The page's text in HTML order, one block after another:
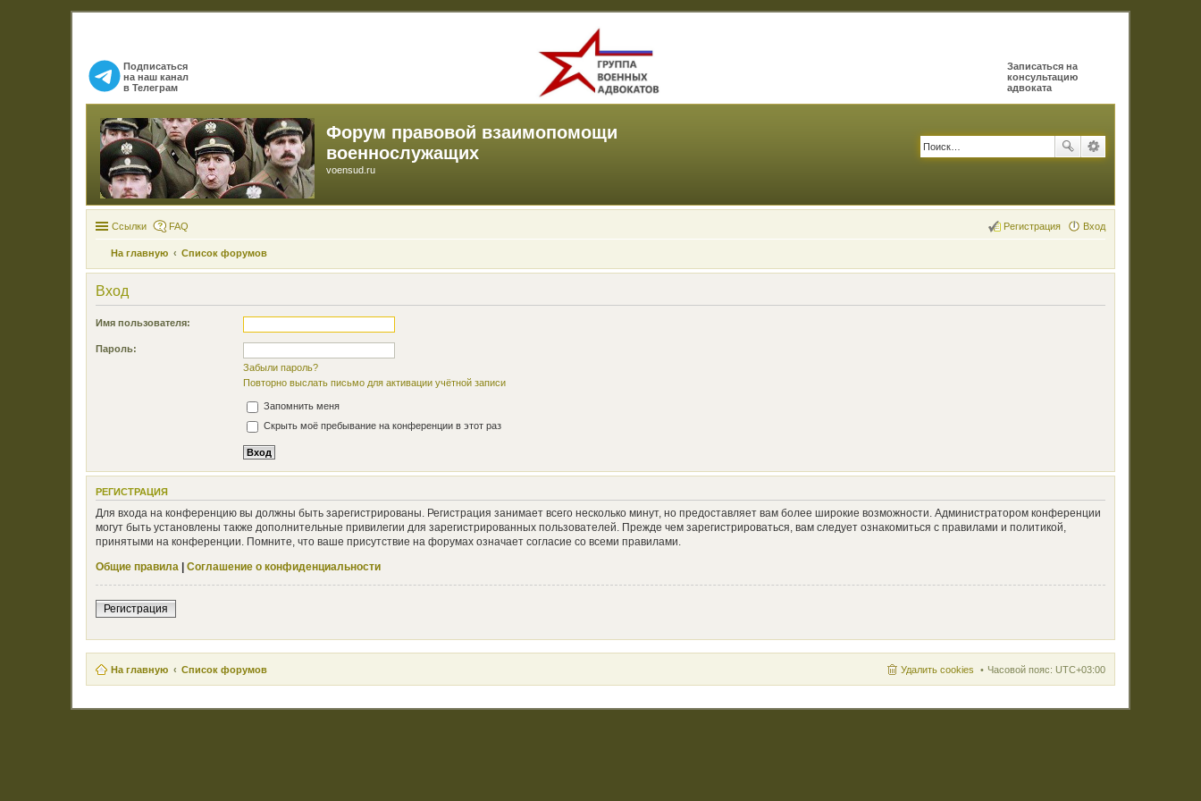
Подписаться
на наш канал
в Телеграм
Записаться на
консультацию
адвоката
Форум правовой взаимопомощи
военнослужащих
voensud.ru
Ссылки FAQ Вход
Регистрация
На главную Список форумов
Вход
Имя пользователя:
Пароль:
Забыли пароль?
Повторно выслать письмо для активации учётной записи
Запомнить меня
Скрыть моё пребывание на конференции в этот раз
РЕГИСТРАЦИЯ
Для входа на конференцию вы должны быть зарегистрированы. Регистрация занимает всего несколько минут, но предоставляет вам более широкие возможности. Администратором конференции
могут быть установлены также дополнительные привилегии для зарегистрированных пользователей. Прежде чем зарегистрироваться, вам следует ознакомиться с правилами и политикой,
принятыми на конференции. Помните, что ваше присутствие на форумах означает согласие со всеми правилами.
Общие правила | Соглашение о конфиденциальности
Регистрация
На главную Список форумов Часовой пояс: UTC+03:00
Удалить cookies